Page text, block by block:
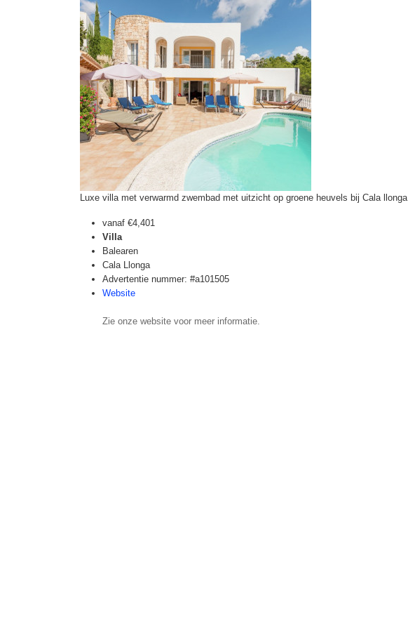
Luxe villa met verwarmd zwembad met uitzicht op groene heuvels bij Cala llonga
vanaf €4,401
Villa
Balearen
Cala Llonga
Advertentie nummer: #a101505
Website
Zie onze website voor meer informatie.